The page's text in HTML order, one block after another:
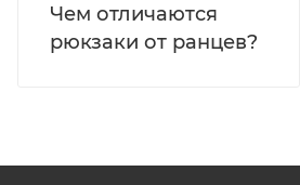
Чем отличаются
рюкзаки от ранцев?